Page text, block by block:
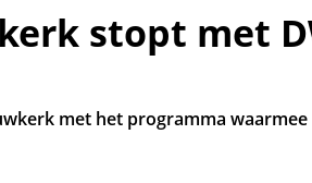
stopt met
met het programma waarmee